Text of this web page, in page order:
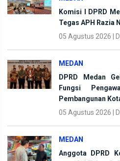
Komisi I DPRD
Tegas APH Razia
05 Agustus 2026 |
MEDAN
DPRD Medan
Fungsi
Pembangunan
05 Agustus 2026 |
MEDAN
Anggota DPRD